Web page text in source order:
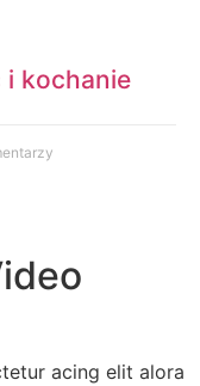
i kochanie
acing elit alora